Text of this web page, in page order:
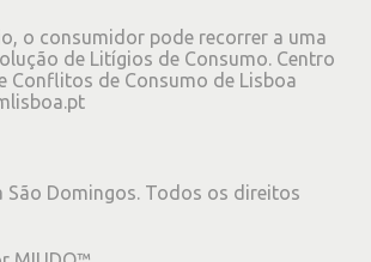
o consumidor pode recorrer a uma
de Litígios de Consumo. Centro
Conflitos de Consumo de Lisboa
São Domingos. Todos os direitos